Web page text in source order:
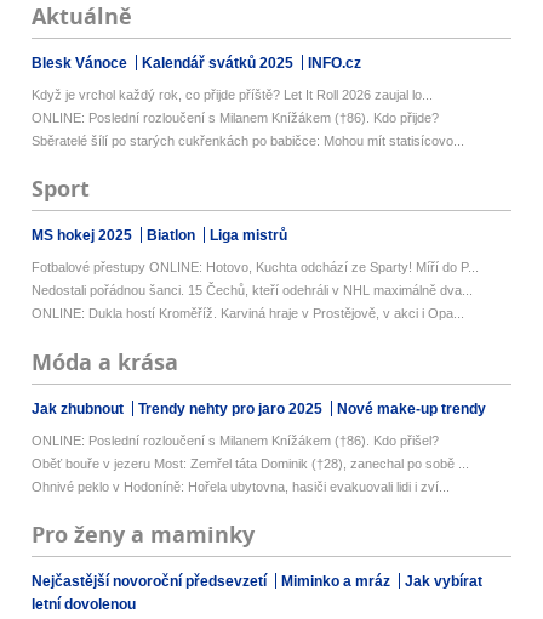
Aktuálně
Blesk Vánoce Kalendář svátků 2025 INFO.cz
Když je vrchol každý rok, co přijde příště? Let It Roll 2026 zaujal lo...
ONLINE: Poslední rozloučení s Milanem Knížákem (†86). Kdo přijde?
Sběratelé šílí po starých cukřenkách po babičce: Mohou mít statisícovo...
Sport
MS hokej 2025 Biatlon Liga mistrů
Fotbalové přestupy ONLINE: Hotovo, Kuchta odchází ze Sparty! Míří do P...
Nedostali pořádnou šanci. 15 Čechů, kteří odehráli v NHL maximálně dva...
ONLINE: Dukla hostí Kroměříž. Karviná hraje v Prostějově, v akci i Opa...
Móda a krása
Jak zhubnout Trendy nehty pro jaro 2025 Nové make-up trendy
ONLINE: Poslední rozloučení s Milanem Knížákem (†86). Kdo přišel?
Oběť bouře v jezeru Most: Zemřel táta Dominik (†28), zanechal po sobě ...
Ohnivé peklo v Hodoníně: Hořela ubytovna, hasiči evakuovali lidi i zví...
Pro ženy a maminky
Nejčastější novoroční předsevzetí Miminko a mráz
Jak vybírat
letní dovolenou